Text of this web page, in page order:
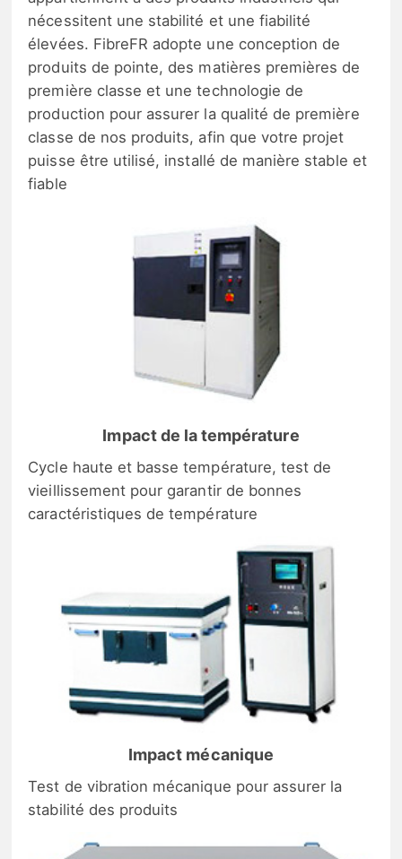
nécessitent une stabilité et une fiabilité
élevées. FibreFR adopte une conception de
produits de pointe, des matières premières de
première classe et une technologie de
production pour assurer la qualité de première
classe de nos produits, afin que votre projet
puisse être utilisé, installé de manière stable et
fiable
Impact de la température
Cycle haute et basse température, test de
vieillissement pour garantir de bonnes
caractéristiques de température
Impact mécanique
Test de vibration mécanique pour assurer la
stabilité des produits